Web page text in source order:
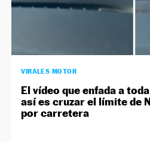
VIRALES MOTOR
El vídeo que enfada a
así es cruzar el límite de
por carretera